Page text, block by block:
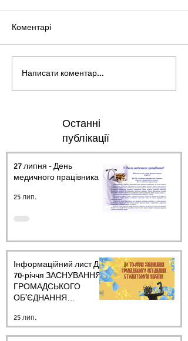
Коментарі
Написати коментар...
Останні
публікації
27 липня - День
медичного працівника.
25 лип.
Інформаційний лист ДО
70-річчя ЗАСНУВАННЯ
ГРОМАДСЬКОГО
ОБ’ЄДНАННЯ
УКРАЇНИ
25 лип.